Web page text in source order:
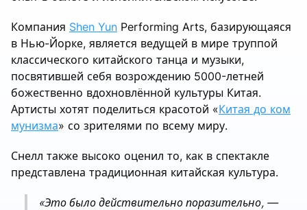
Компания Shen Yun Performing Arts, базирующаяся
в Нью-Йорке, является ведущей в мире труппой
классического китайского танца и музыки,
посвятившей себя возрождению 5000-летней
божественно вдохновлённой культуры Китая.
Артисты хотят поделиться красотой «Китая до ком
мунизма» со зрителями по всему миру.
Снелл также высоко оценил то, как в спектакле
представлена традиционная китайская культура.
«Это было действительно поразительно, —